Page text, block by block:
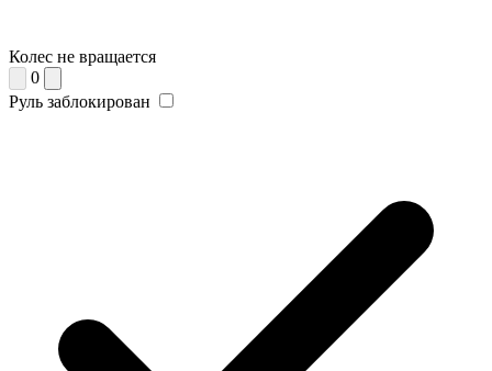
Колес не вращается
0
Руль заблокирован